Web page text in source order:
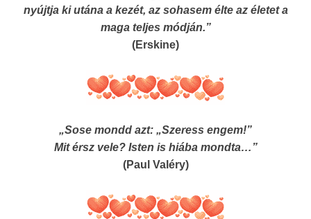
nyújtja ki utána a kezét, az sohasem élte az életet a
maga teljes módján.”
(Erskine)
„Sose mondd azt: „Szeress engem!”
Mit érsz vele? Isten is hiába mondta…”
(Paul Valéry)